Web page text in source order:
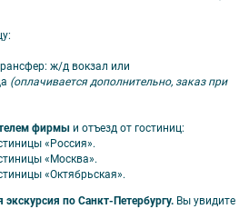
по программе;
дня в туре (если не
в музеи;
ж/д вокзал или
(оплачивается дополнительно, заказ при
фирмы и отъезд от гостиниц:
«Россия».
«Москва».
«Октябрьская».
экскурсия по Санкт-Петербургу. Вы увидите